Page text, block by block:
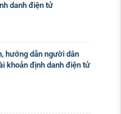
danh điện tử
hướng dẫn người dân
khoản định danh điện tử